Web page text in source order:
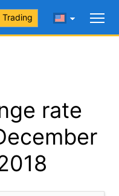
Trading
rate